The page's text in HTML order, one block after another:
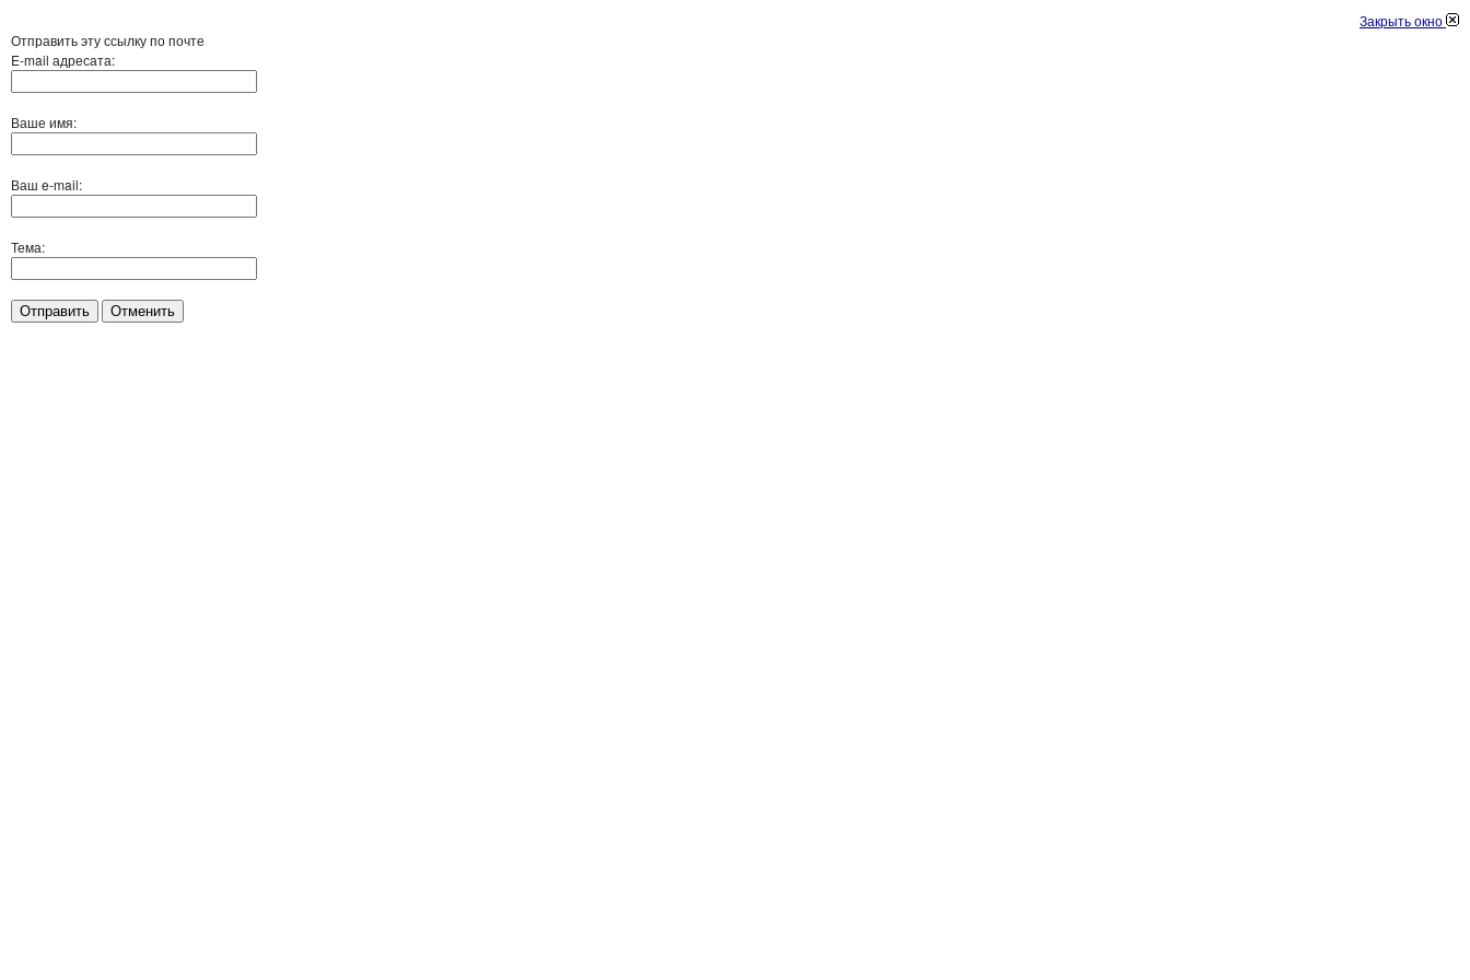
Закрыть окно
Отправить эту ссылку по почте
E-mail адресата:
Ваше имя:
Ваш e-mail:
Тема:
Отправить Отменить